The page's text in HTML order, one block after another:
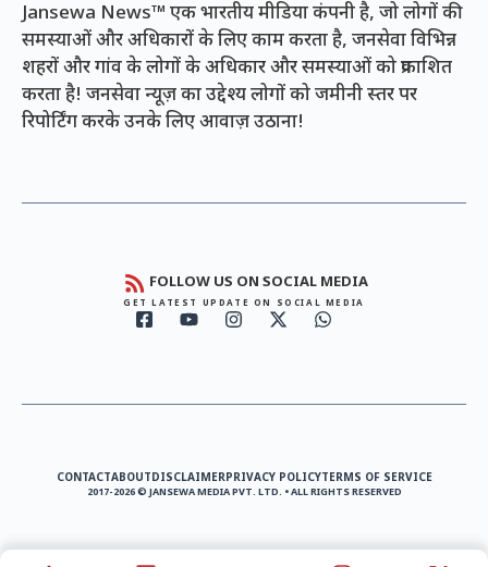
Jansewa News™ एक भारतीय मीडिया कंपनी है, जो लोगों की
समस्याओं और अधिकारों के लिए काम करता है, जनसेवा विभिन्न
शहरों और गांव के लोगों के अधिकार और समस्याओं को प्रकाशित
करता है! जनसेवा न्यूज़ का उद्देश्य लोगों को जमीनी स्तर पर
रिपोर्टिंग करके उनके लिए आवाज़ उठाना!
FOLLOW US ON SOCIAL MEDIA
GET LATEST UPDATE ON SOCIAL MEDIA
CONTACTABOUTDISCLAIMERPRIVACY POLICYTERMS OF SERVICE
2017-2026 © JANSEWA MEDIA PVT. LTD. • ALL RIGHTS RESERVED